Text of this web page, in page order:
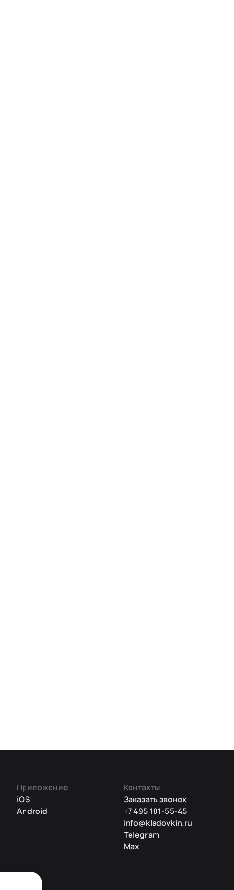
Приложение
iOS
Android
Контакты
Заказать звонок
+7 495 181-55-45
info@kladovkin.ru
Telegram
Max